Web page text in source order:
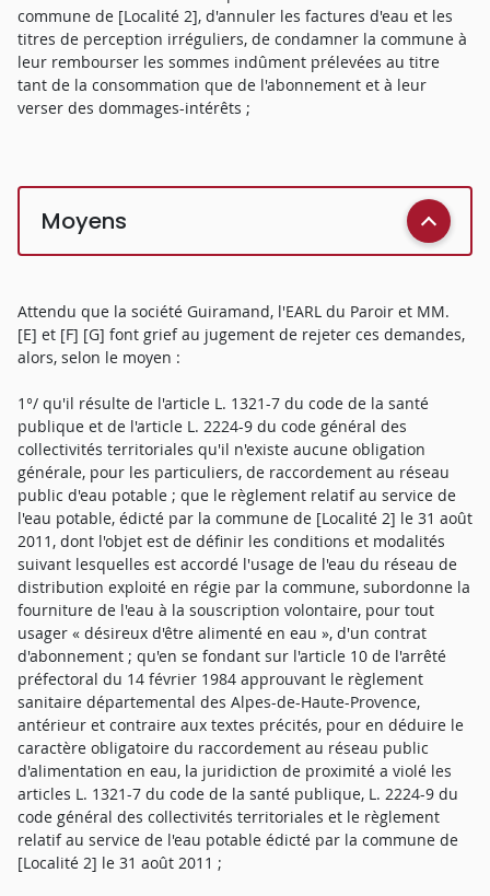
commune de [Localité 2], d'annuler les factures d'eau et les
titres de perception irréguliers, de condamner la commune à
leur rembourser les sommes indûment prélevées au titre
tant de la consommation que de l'abonnement et à leur
verser des dommages-intérêts ;
Moyens
Attendu que la société Guiramand, l'EARL du Paroir et MM.
[E] et [F] [G] font grief au jugement de rejeter ces demandes,
alors, selon le moyen :
1°/ qu'il résulte de l'article L. 1321-7 du code de la santé
publique et de l'article L. 2224-9 du code général des
collectivités territoriales qu'il n'existe aucune obligation
générale, pour les particuliers, de raccordement au réseau
public d'eau potable ; que le règlement relatif au service de
l'eau potable, édicté par la commune de [Localité 2] le 31 août
2011, dont l'objet est de définir les conditions et modalités
suivant lesquelles est accordé l'usage de l'eau du réseau de
distribution exploité en régie par la commune, subordonne la
fourniture de l'eau à la souscription volontaire, pour tout
usager « désireux d'être alimenté en eau », d'un contrat
d'abonnement ; qu'en se fondant sur l'article 10 de l'arrêté
préfectoral du 14 février 1984 approuvant le règlement
sanitaire départemental des Alpes-de-Haute-Provence,
antérieur et contraire aux textes précités, pour en déduire le
caractère obligatoire du raccordement au réseau public
d'alimentation en eau, la juridiction de proximité a violé les
articles L. 1321-7 du code de la santé publique, L. 2224-9 du
code général des collectivités territoriales et le règlement
relatif au service de l'eau potable édicté par la commune de
[Localité 2] le 31 août 2011 ;